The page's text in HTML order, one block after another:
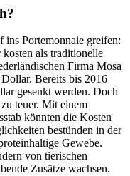
ins Portemonnaie greifen:
als traditionelle
Firma Mosa
Bereits bis 2016
gesenkt werden. Doch
teuer. Mit einem
könnten die Kosten
bestünden in der
Gewebe.
von tierischen
Zusätze wachsen.